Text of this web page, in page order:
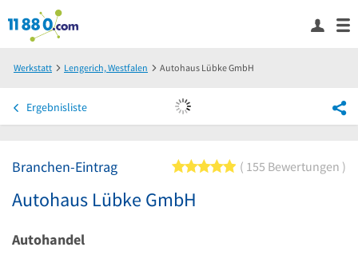
Werkstatt Lengerich, Westfalen Autohaus Lübke GmbH
Ergebnisliste
Branchen-Eintrag 5 von 5 Sternen
155 Bewertungen
Autohaus Lübke GmbH
Autohandel